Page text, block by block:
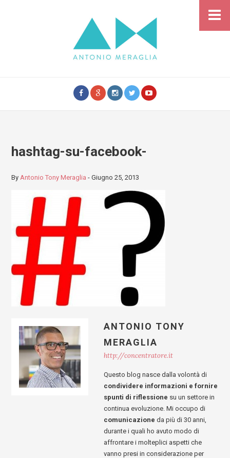
hashtag-su-facebook-
By Antonio Tony Meraglia -Giugno 25, 2013
ANTONIO TONY
MERAGLIA
http://concentratore.it
Questo blog nasce dalla volontà di
condividere informazioni e fornire
spunti di riflessione su un settore in
continua evoluzione. Mi occupo di
comunicazione da più di 30 anni,
durante i quali ho avuto modo di
affrontare i molteplici aspetti che
vanno presi in considerazione per